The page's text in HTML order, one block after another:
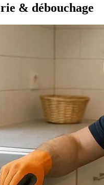
& débouchage